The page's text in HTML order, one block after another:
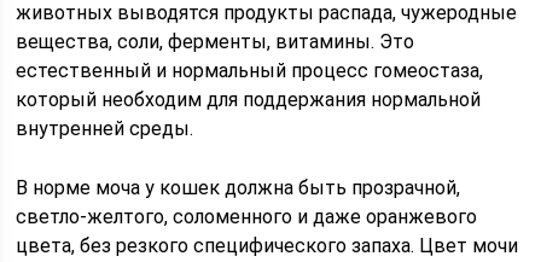
животных выводятся продукты распада, чужеродные
вещества, соли, ферменты, витамины. Это
естественный и нормальный процесс гомеостаза,
который необходим для поддержания нормальной
внутренней среды.
В норме моча у кошек должна быть прозрачной,
светло-желтого, соломенного и даже оранжевого
цвета, без резкого специфического запаха. Цвет мочи